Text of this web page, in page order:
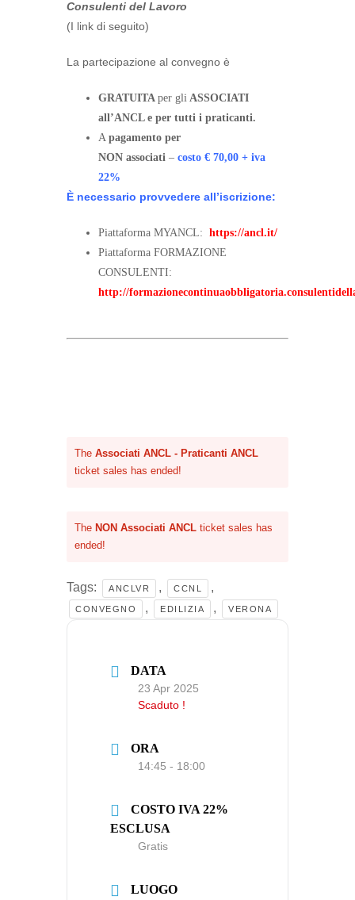
Consulenti del Lavoro
(I link di seguito)
La partecipazione al convegno è
GRATUITA per gli ASSOCIATI
all’ANCL e per tutti i praticanti.
A pagamento per
NON associati – costo € 70,00 + iva
22%
È necessario provvedere all’iscrizione:
Piattaforma MYANCL: https://ancl.it/
Piattaforma FORMAZIONE
CONSULENTI:
http://
The Associati ANCL - Praticanti ANCL
ticket sales has ended!
The NON Associati ANCL ticket sales has
ended!
Tags: ANCLVR , CCNL ,
CONVEGNO , EDILIZIA , VERONA
DATA
23 Apr 2025
Scaduto !
ORA
14:45 - 18:00
COSTO IVA 22%
ESCLUSA
Gratis
LUOGO